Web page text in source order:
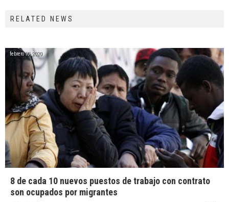
RELATED NEWS
febrero 10, 2020
8 de cada 10 nuevos puestos de trabajo con contrato
son ocupados por migrantes